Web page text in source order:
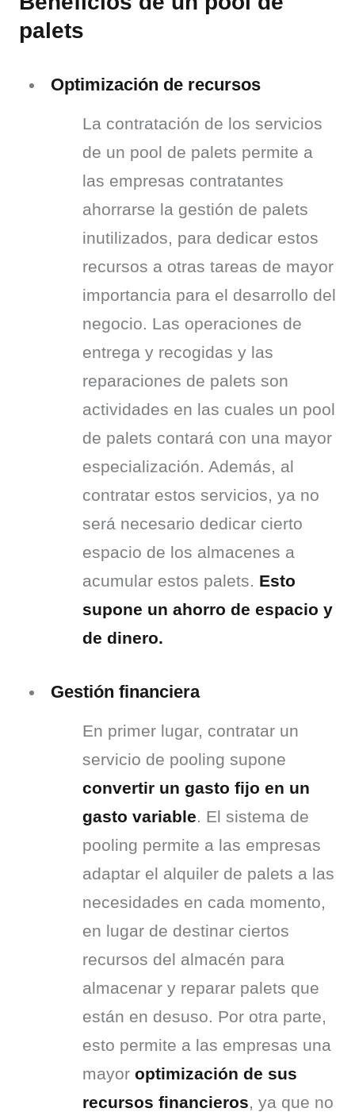
palets
Optimización de recursos
La contratación de los servicios
de un pool de palets permite a
las empresas contratantes
ahorrarse la gestión de palets
inutilizados, para dedicar estos
recursos a otras tareas de mayor
importancia para el desarrollo del
negocio. Las operaciones de
entrega y recogidas y las
reparaciones de palets son
actividades en las cuales un pool
de palets contará con una mayor
especialización. Además, al
contratar estos servicios, ya no
será necesario dedicar cierto
espacio de los almacenes a
acumular estos palets. Esto
supone un ahorro de espacio y
de dinero.
Gestión financiera
En primer lugar, contratar un
convertir un gasto fijo en un
gasto variable. El sistema de
pooling permite a las empresas
adaptar el alquiler de palets a las
necesidades en cada momento,
en lugar de destinar ciertos
recursos del almacén para
almacenar y reparar palets que
están en desuso. Por otra parte,
esto permite a las empresas una
mayor optimización de sus
recursos financieros, ya que no